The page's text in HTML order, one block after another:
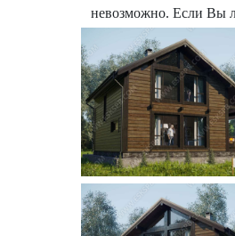
невозможно. Если Вы